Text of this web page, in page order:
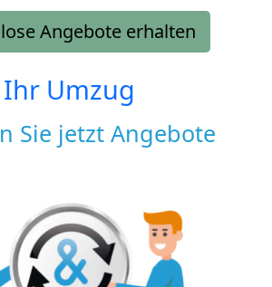
Angebote erhalten
Ihr Umzug
Sie jetzt Angebote